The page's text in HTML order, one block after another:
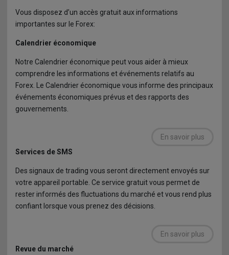
Assistance à la clientèle
Les filiales du courtier FXGM
3D Secure
Restez protégé en ligne
CFD Dérivé Synthétique
Documents d’informations clés sur le trading
Clôture en appel de Marge
Régime de négociation pour compte propre
Glossaire
FAQ
Retrait
Vous disposez d’un accès gratuit aux informations
importantes sur le Forex:
Calendrier économique
Notre Calendrier économique peut vous aider à mieux
comprendre les informations et événements relatifs au
Forex. Le Calendrier économique vous informe des principaux
événements économiques prévus et des rapports des
gouvernements.
En savoir plus
Services de SMS
Des signaux de trading vous seront directement envoyés sur
votre appareil portable. Ce service gratuit vous permet de
rester informés des fluctuations du marché et vous rend plus
confiant lorsque vous prenez des décisions.
En savoir plus
Revue du marché